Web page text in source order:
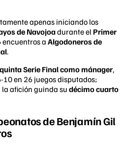
apenas iniciando los
de Navojoadurante el Primer
encuentros a Algodoneros de
.
quinta Serie Final como mánager,
en 26 juegos disputados;
afición guinda su décimo cuarto
de Benjamín Gil